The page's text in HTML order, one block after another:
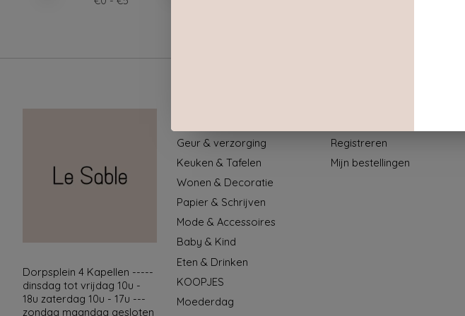
Dorpsplein 4 Kapellen -----
dinsdag tot vrijdag 10u -
18u zaterdag 10u - 17u ---
zondag maandag gesloten
Geur & verzorging
Keuken & Tafelen
Wonen & Decoratie
Papier & Schrijven
Mode & Accessoires
Baby & Kind
Eten & Drinken
KOOPJES
Moederdag
Registreren
Mijn bestellingen